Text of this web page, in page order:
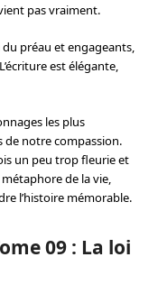
pas vraiment.
du préau et engageants,
est élégante,
les plus
de notre compassion.
un peu trop fleurie et
de la vie,
l’histoire mémorable.
09 : La loi